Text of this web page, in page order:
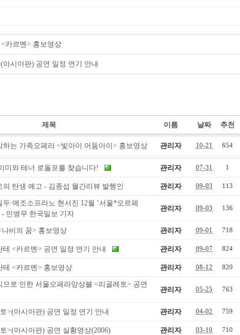
카르멘> 홍보영상
아시아판) 공연 일정 연기 안내
제목 이름 날짜 추천
하는 가족오페라 <빛아이 어둠아이> 홍보영상 관리자 10-21 654
미와 테너 로돌포를 찾습니다! 관리자 07-31 1
의 탄생 예고 - 김종섭 월간리뷰 발행인 관리자 09-03 113
·메조소프라노 현서진 12월 ‘서울*오르페
- 민병무 한국일보 기자
관리자 09-03 136
비의 꿈> 홍보영상 관리자 09-01 718
테 <카르멘> 공연 일정 연기 안내 관리자 09-07 824
테 <카르멘> 홍보영상 관리자 08-12 820
으로 인한 서울오페라앙상블 <리골레토> 공연
관리자 05-25 763
>(아시아판) 공연 일정 연기 안내 관리자 04-02 759
>(아시아판) 공연 실황영상(2006) 관리자 03-10 710